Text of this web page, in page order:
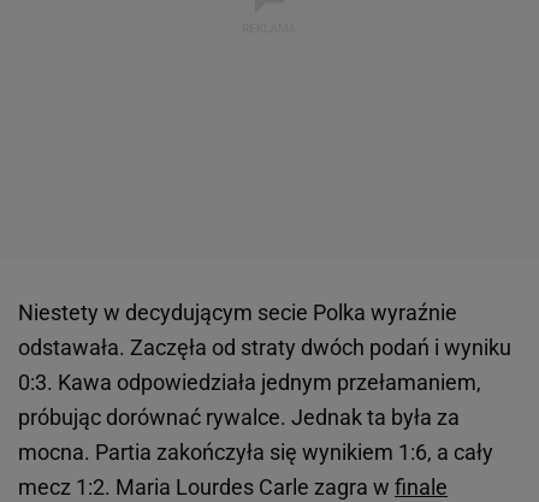
Niestety w decydującym secie Polka wyraźnie
odstawała. Zaczęła od straty dwóch podań i wyniku
0:3. Kawa odpowiedziała jednym przełamaniem,
próbując dorównać rywalce. Jednak ta była za
mocna. Partia zakończyła się wynikiem 1:6, a cały
mecz 1:2. Maria Lourdes Carle zagra w finale